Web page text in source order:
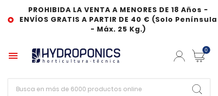

PROHIBIDA LA VENTA A MENORES DE 18 Años -
ENVÍOS GRATIS A PARTIR DE 40 € (Solo Península
- Máx. 25 Kg.)
 0